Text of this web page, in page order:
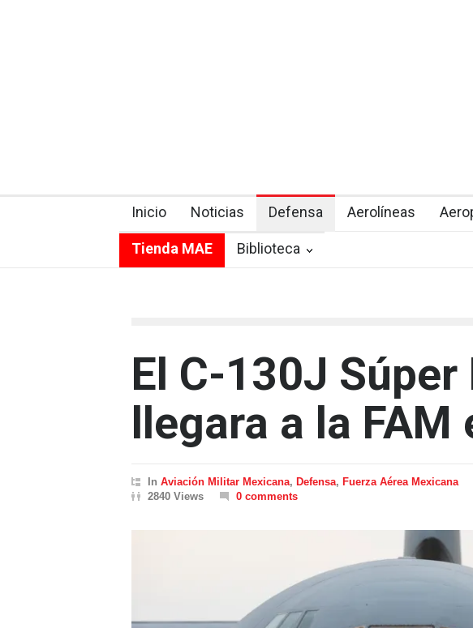
Inicio Noticias Defensa Aerolíneas
Tienda MAE Biblioteca
El C-130J Súper
llegara a la FAM
In Aviación Militar Mexicana, Defensa, Fuerza Aérea Mexicana
2840 Views
0 comments